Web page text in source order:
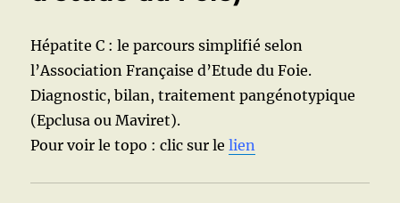
Hépatite C : le parcours simplifié selon
l’Association Française d’Etude du Foie.
Diagnostic, bilan, traitement pangénotypique
(Epclusa ou Maviret).
Pour voir le topo : clic sur lelien